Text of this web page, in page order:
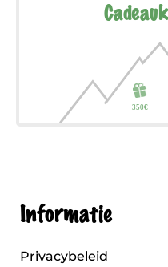
Informatie
Privacybeleid